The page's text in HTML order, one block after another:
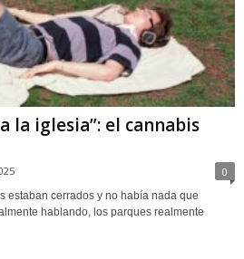
la iglesia”: el cannabis
0
estaban cerrados y no había nada que
hablando, los parques realmente